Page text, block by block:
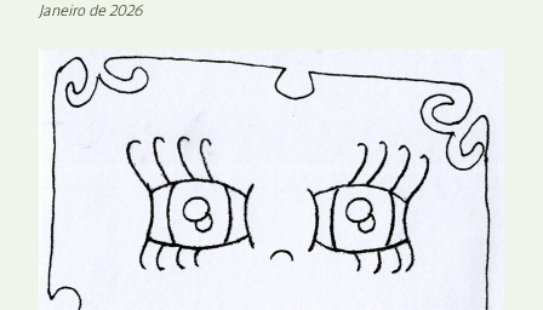
Janeiro de 2026